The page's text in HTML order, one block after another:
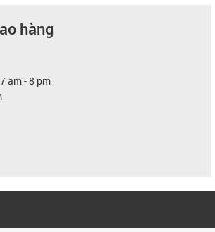
hàng
am - 8 pm